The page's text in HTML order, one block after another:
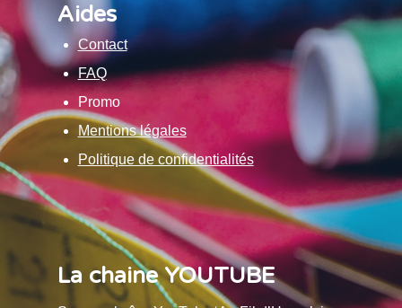
Aides
Contact
FAQ
Promo
Mentions légales
Politique de confidentialités
La chaine YOUTUBE